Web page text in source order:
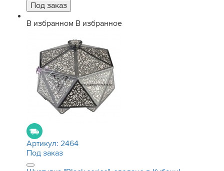
В избранном В избранное
Артикул: 2464
Под заказ